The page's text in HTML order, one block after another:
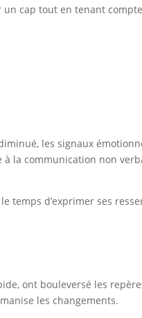
cap tout en tenant
les signaux
la communication non
d’exprimer ses
ont bouleversé les
les changements.